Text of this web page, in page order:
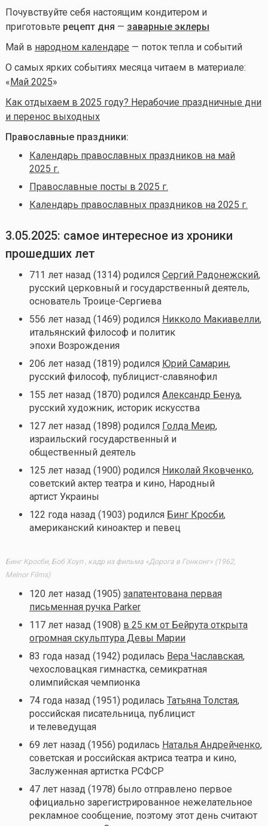
Почувствуйте себя настоящим кондитером и
приготовьте рецепт дня — заварные эклеры
Май в народном календаре — поток тепла и событий
О самых ярких событиях месяца читаем в материале:
«Май 2025»
Как отдыхаем в 2025 году? Нерабочие праздничные дни
и перенос выходных
Православные праздники:
Календарь православных праздников на май
2025 г.
Православные посты в 2025 г.
Календарь православных праздников на 2025 г.
3.05.2025: самое интересное из хроники
прошедших лет
711 лет назад (1314) родился Сергий Радонежский,
русский церковный и государственный деятель,
основатель Троице-Сергиева
556 лет назад (1469) родился Никколо Макиавелли,
итальянский философ и политик
эпохи Возрождения
206 лет назад (1819) родился Юрий Самарин,
русский философ, публицист-славянофил
155 лет назад (1870) родился Александр Бенуа,
русский художник, историк искусства
127 лет назад (1898) родился Голда Меир,
израильский государственный и
общественный деятель
125 лет назад (1900) родился Николай Яковченко,
советский актер театра и кино, Народный
артист Украины
122 года назад (1903) родился Бинг Кросби,
американский киноактер и певец
Бинг Кросби, Боб Хоуп , кадр из фильма «Дорога в Гонконг» (1962,
Melnor Films)
120 лет назад (1905) запатентована первая
письменная ручка Parker
117 лет назад (1908) в 25 км от Бейрута открыта
огромная скульптура Девы Марии
83 года назад (1942) родилась Вера Чаславская,
чехословацкая гимнастка, семикратная
олимпийская чемпионка
74 года назад (1951) родилась Татьяна Толстая,
российская писательница, публицист
и телеведущая
69 лет назад (1956) родилась Наталья Андрейченко,
советская и российская актриса театра и кино,
Заслуженная артистка РСФСР
47 лет назад (1978) было отправлено первое
официально зарегистрированное нежелательное
рекламное сообщение, поэтому этот день считают